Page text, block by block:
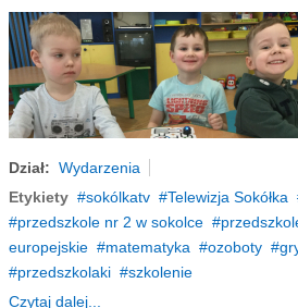
Dział: Wydarzenia
Etykiety
sokólkatv Telewizja Sokółka
przedszkole nr 2 w sokolce
europejskie
matematyka ozoboty
przedszkolaki
szkolenie
Czytaj dalej...